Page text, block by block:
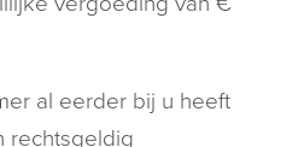
al eerder bij u heeft
rechtsgeldig